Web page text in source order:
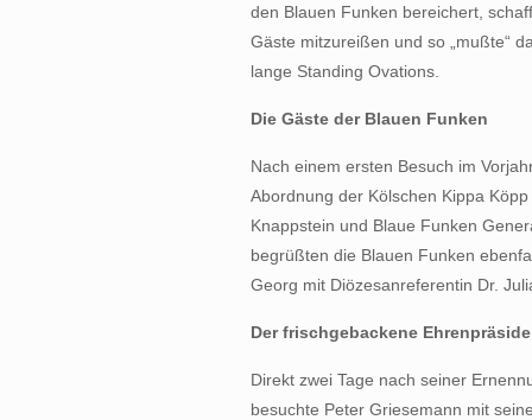
den Blauen Funken bereichert,
Gäste mitzureißen und so „mußte“
lange Standing Ovations.
Die Gäste der Blauen Funken
Nach einem ersten Besuch im
Abordnung der Kölschen Kippa
Knappstein und Blaue Funken
begrüßten die Blauen Funken
Georg mit Diözesanreferentin Dr.
Der frischgebackene
Direkt zwei Tage nach seiner
besuchte Peter Griesemann mit